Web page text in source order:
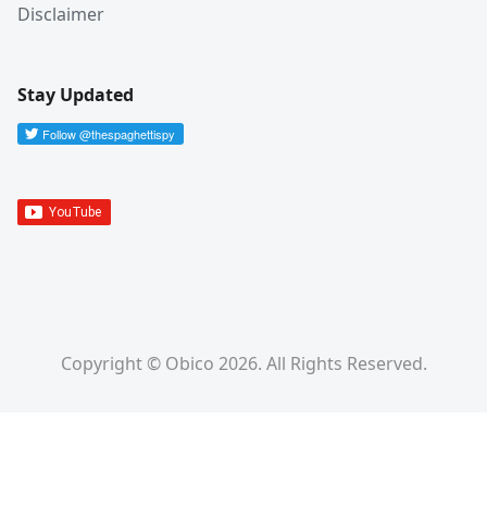
Disclaimer
Stay Updated
Copyright © Obico 2026. All Rights Reserved.